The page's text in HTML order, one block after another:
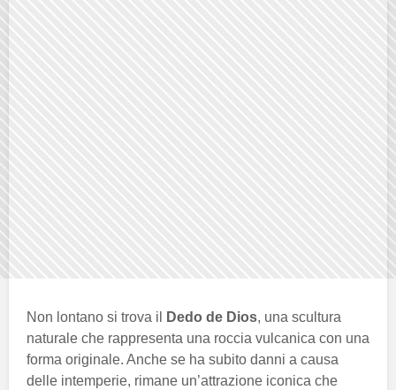
Non lontano si trova il Dedo de Dios, una scultura
naturale che rappresenta una roccia vulcanica con una
forma originale. Anche se ha subito danni a causa
delle intemperie, rimane un’attrazione iconica che